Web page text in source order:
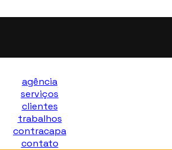
agência
serviços
clientes
trabalhos
contracapa
contato